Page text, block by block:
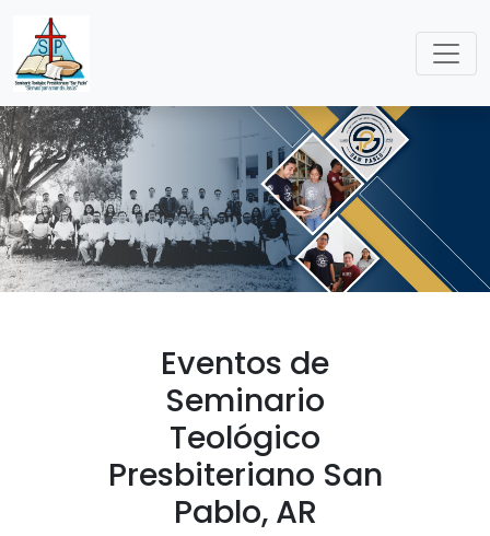
Eventos de
Seminario
Teológico
Presbiteriano San
Pablo, AR